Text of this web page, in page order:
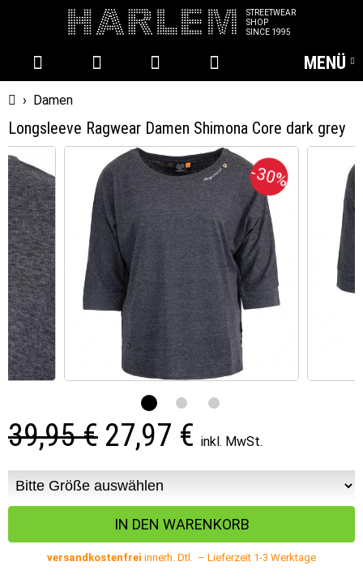
STREETWEAR
SHOP
SINCE 1995
MENÜ
Startseite
› Damen
Longsleeve Ragwear Damen Shimona Core dark grey
39,95 € 27,97 € inkl. MwSt.
-30%
versandkostenfrei innerh. Dtl. – Lieferzeit 1-3 Werktage